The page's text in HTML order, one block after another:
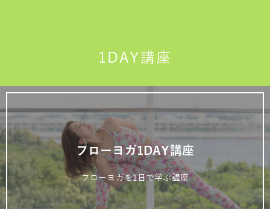
1DAY講座
フローヨガ1DAY講座
フローヨガを1日で学ぶ講座